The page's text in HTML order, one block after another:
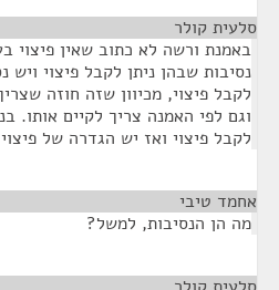
סלעית קולר
באמנת ורשה לא כתוב שאין פיצוי
נסיבות שבהן ניתן לקבל פיצוי
לקבל פיצוי, מכיוון שזה חוזה
וגם לפי האמנה צריך לקיים אותו.
לקבל פיצוי ואז יש הגדרה של
אחמד טיבי
מה הן הנסיבות, למשל?